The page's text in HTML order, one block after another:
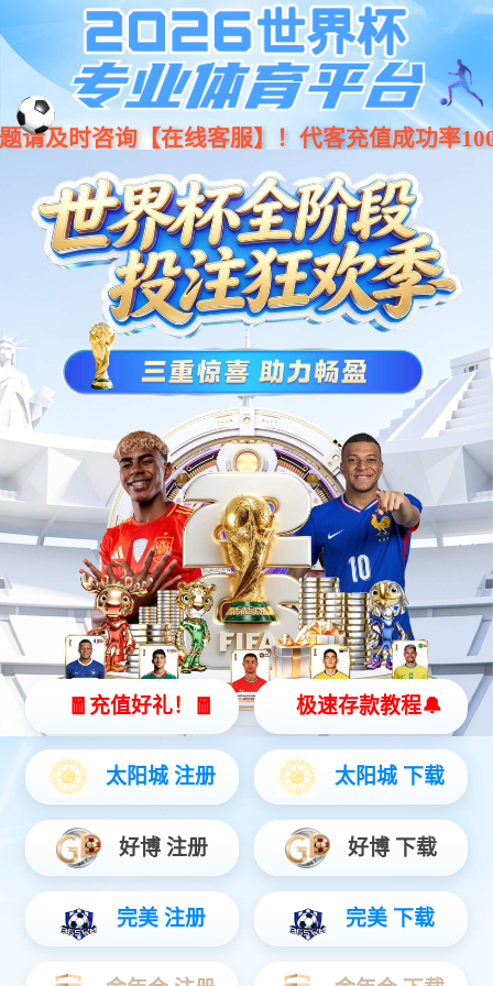
jiuyou.com(中国区)官方网站
系统升级中，请稍后访问
或者，重新再试试刷新
【网站地图】【sitemap】